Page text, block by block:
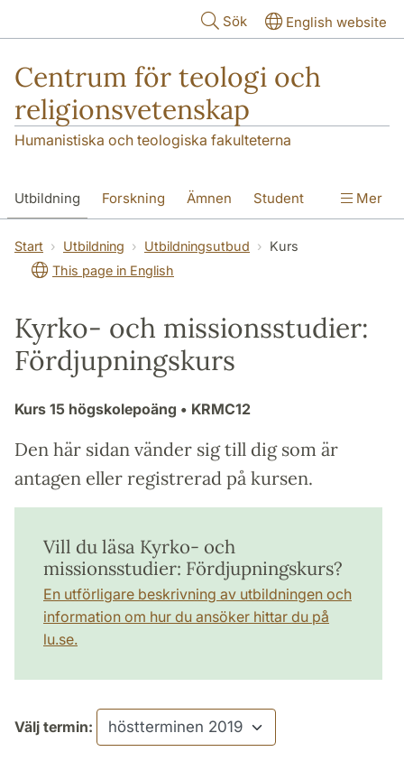
Sök English website
Centrum för teologi och
religionsvetenskap
Humanistiska och teologiska fakulteterna
Utbildning Forskning Ämnen Student
Institutionen
Mer
Start Utbildning Utbildningsutbud
Kurs
This page in English
Kyrko- och missionsstudier:
Fördjupningskurs
Kurs 15 högskolepoäng • KRMC12
Den här sidan vänder sig till dig som är
antagen eller registrerad på kursen.
Vill du läsa Kyrko- och
missionsstudier: Fördjupningskurs?
En utförligare beskrivning av utbildningen och
information om hur du ansöker hittar du på
lu.se.
Välj termin: